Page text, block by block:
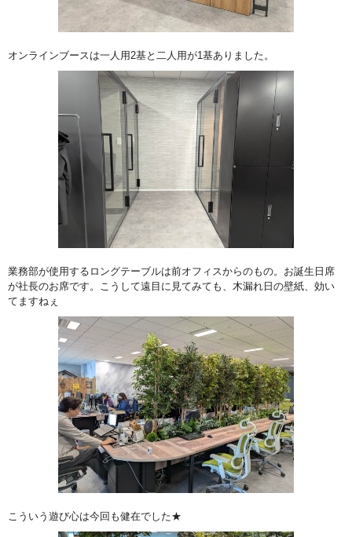
オンラインブースは一人用2基と二人用が1基ありました。
業務部が使用するロングテーブルは前オフィスからのもの。お誕生日席
が社長のお席です。こうして遠目に見てみても、木漏れ日の壁紙、効い
てますねぇ
こういう遊び心は今回も健在でした★